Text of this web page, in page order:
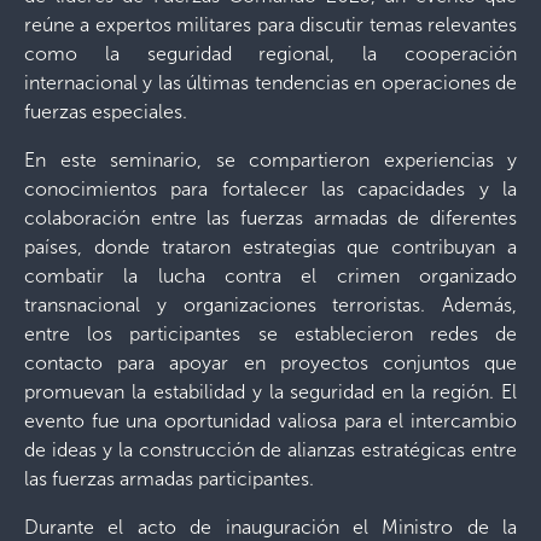
reúne a expertos militares para discutir temas relevantes
como la seguridad regional, la cooperación
internacional y las últimas tendencias en operaciones de
fuerzas especiales.
En este seminario, se compartieron experiencias y
conocimientos para fortalecer las capacidades y la
colaboración entre las fuerzas armadas de diferentes
países, donde trataron estrategias que contribuyan a
combatir la lucha contra el crimen organizado
transnacional y organizaciones terroristas. Además,
entre los participantes se establecieron redes de
contacto para apoyar en proyectos conjuntos que
promuevan la estabilidad y la seguridad en la región. El
evento fue una oportunidad valiosa para el intercambio
de ideas y la construcción de alianzas estratégicas entre
las fuerzas armadas participantes.
Durante el acto de inauguración el Ministro de la